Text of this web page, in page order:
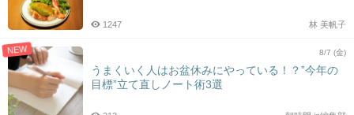
林 美帆子
1247
NEW 8/7 (金)
うまくいく人はお盆休みにやっている！？”今年の
目標”立て直しノート術3選